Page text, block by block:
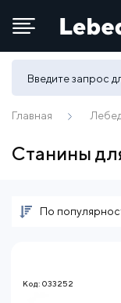
Главная
Станины
По
Код: 033252